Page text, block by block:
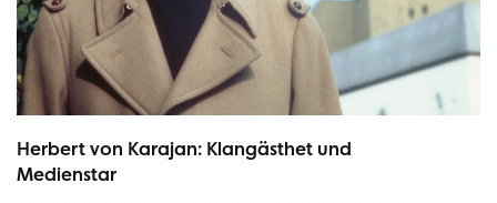
Herbert von Karajan: Klangästhet und
Medienstar